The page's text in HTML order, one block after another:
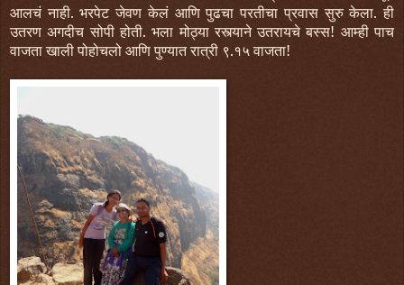
आलचं नाही. भरपेट जेवण केलं आणि पुढचा परतीचा प्रवास सुरु केला. ही
उतरण अगदीच सोपी होती. भला मोठ्या रस्त्याने उतरायचे बस्स! आम्ही पाच
वाजता खाली पोहोचलो आणि पुण्यात रात्री ९.१५ वाजता!